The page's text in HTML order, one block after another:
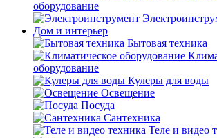
оборудование
Дом и интерьер
Бытовая техника
оборудование
Кулеры для воды
Освещение
Посуда
Сантехника
Теле и видео